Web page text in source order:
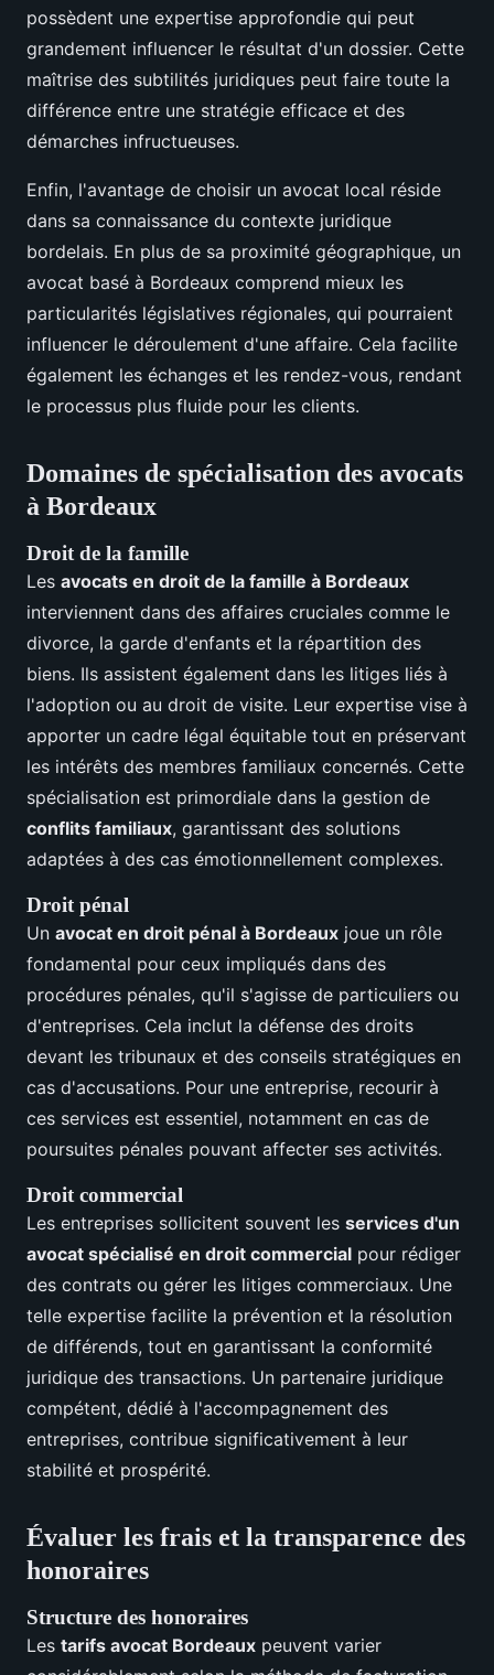
possèdent une expertise approfondie qui peut
grandement influencer le résultat d'un dossier. Cette
maîtrise des subtilités juridiques peut faire toute la
différence entre une stratégie efficace et des
démarches infructueuses.
Enfin, l'avantage de choisir un avocat local réside
dans sa connaissance du contexte juridique
bordelais. En plus de sa proximité géographique, un
avocat basé à Bordeaux comprend mieux les
particularités législatives régionales, qui pourraient
influencer le déroulement d'une affaire. Cela facilite
également les échanges et les rendez-vous, rendant
le processus plus fluide pour les clients.
Domaines de spécialisation des avocats
à Bordeaux
Droit de la famille
Les avocats en droit de la famille à Bordeaux
interviennent dans des affaires cruciales comme le
divorce, la garde d'enfants et la répartition des
biens. Ils assistent également dans les litiges liés à
l'adoption ou au droit de visite. Leur expertise vise à
apporter un cadre légal équitable tout en préservant
les intérêts des membres familiaux concernés. Cette
spécialisation est primordiale dans la gestion de
conflits familiaux, garantissant des solutions
adaptées à des cas émotionnellement complexes.
Droit pénal
Un avocat en droit pénal à Bordeaux joue un rôle
fondamental pour ceux impliqués dans des
procédures pénales, qu'il s'agisse de particuliers ou
d'entreprises. Cela inclut la défense des droits
devant les tribunaux et des conseils stratégiques en
cas d'accusations. Pour une entreprise, recourir à
ces services est essentiel, notamment en cas de
poursuites pénales pouvant affecter ses activités.
Droit commercial
Les entreprises sollicitent souvent les services d'un
avocat spécialisé en droit commercial pour rédiger
des contrats ou gérer les litiges commerciaux. Une
telle expertise facilite la prévention et la résolution
de différends, tout en garantissant la conformité
juridique des transactions. Un partenaire juridique
compétent, dédié à l'accompagnement des
entreprises, contribue significativement à leur
stabilité et prospérité.
Évaluer les frais et la transparence des
honoraires
Structure des honoraires
Les tarifs avocat Bordeaux peuvent varier